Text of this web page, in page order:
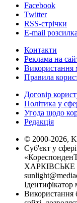
Facebook
Twitter
RSS-стрічки
E-mail розсилка
Контакти
Реклама на
Використання
Правила
Договір
Політика у
Угода щодо
Редакція
© 2000-2026,
Суб'єкт у
ХАРКІВСЬКЕ
Ідентифікатор
Використання